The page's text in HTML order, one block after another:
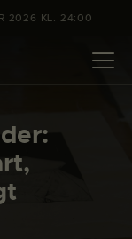
2026 KL. 24:00